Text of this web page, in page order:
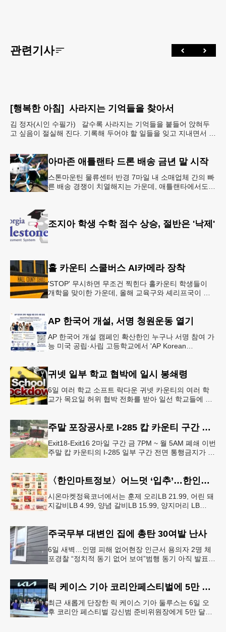
관련기사
[행복한 아침] 사라지는 기억들을 찾아서
김 정자(시인 수필가) 갈수록 사라지는 기억들을 붙들어 앉혀두
고 싶음이 절실해 진다. 기록해 두어야 할 일들을 잊고 지내면서 아
아마존 애틀랜타 드론 배송 금년 말 시작
스톤마운틴 물류센터 반경 7마일 내 소매업체 간의 빠
른 배송 경쟁이 치열해지는 가운데, 애틀랜타에서도
조지아 학생 수학 점수 상승, 절반은 '낙제'
홀 카운티 스쿨버스 AI카메라 장착
'STOP' 무시하면 무조건 찍힌다 홀카운티 학생들이
개학을 맞이한 가운데, 올해 교육구와 셰리프국이 학
AP 한국어 개설, 서명 청원운동 열기
AP 한국어 개설 캠페인 확산한인 누구나 서명 참여 가
능 미국 공립·사립 고등학교에서 'AP Korean
귀넷 일부 학교 협박에 일시 봉쇄령
6일 여러 학교 소프트 락다운 귀넷 카운티의 여러 학
교가 목요일 허위 협박 전화를 받아 일선 학교들에 일
주말 포장공사로 I-285 캅 카운티 구간 통행금지
Exit18-Exit16 2마일 구간 금 7PM ~ 월 5AM 폐쇄 이번
주말 캅 카운티의 I-285 일부 구간 전면 통행금지가 시
〈한인마트정보〉어느덧 ‘입추’…한인마트 먹거리로 가족 입맛 챙기기
시온마켓정육코너에서는 훈제 오리LB 21.99, 어린 돼
지갈비LB 4.99, 양념 갈비LB 15.99, 양지머리 LB
주국무부 대변인 집에 총탄 30여발 난사
6일 새벽…인명 피해 없어현장 인근서 용의자 2명 체
포경찰 “정치적 동기 없어 보여”범행 동기 아직 발표
릭 케이스 기아 코리안페스티벌에 5만 달러 후원
최근 새롭게 단장한 릭 케이스 기아 둘루스는 6일 오
후 코리안 페스티벌 강신범 준비위원장에게 5만 달러